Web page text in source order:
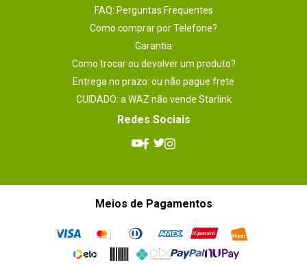
FAQ: Perguntas Frequentes
Como comprar por Telefone?
Garantia
Como trocar ou devolver um produto?
Entrega no prazo: ou não pague frete
CUIDADO: a WAZ não vende Starlink
Redes Sociais
Meios de Pagamentos